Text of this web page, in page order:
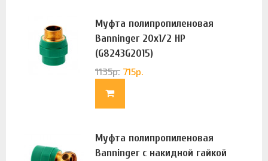
Муфта полипропиленовая
Banninger 20х1/2 НР
(G8243G2015)
1135р. 715р.
Муфта полипропиленовая
Banninger с накидной гайкой